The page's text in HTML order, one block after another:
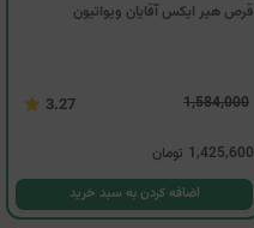
قرص هیر ایکس آقایان ویواتیون
1,584,000
3.27
1,425,600 تومان
اضافه کردن به سبد خرید